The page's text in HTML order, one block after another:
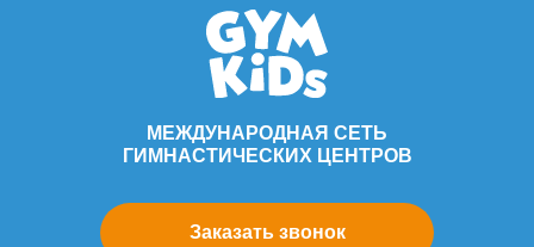
Заказать звонок
МЕЖДУНАРОДНАЯ СЕТЬ
ГИМНАСТИЧЕСКИХ ЦЕНТРОВ